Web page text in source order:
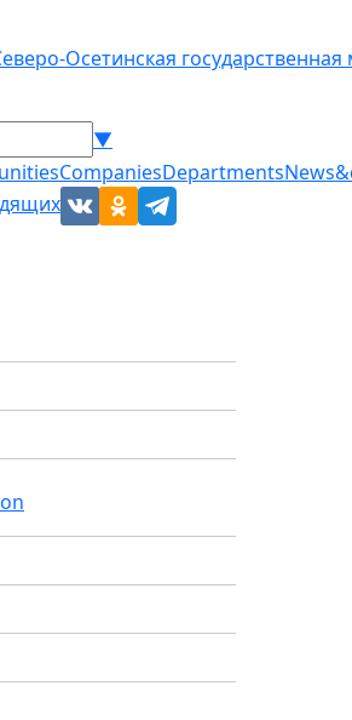
Осетинская
▼
CompaniesDepartments